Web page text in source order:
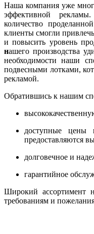
Наша компания уже
эффективной
количество
клиенты смогли
и повысить уровень
нашего производства
необходимости наши
подвесными лотками,
рекламой.
Обратившись к нашим
доступные цены
предоставляются
долговечное и
гарантийное
Широкий ассортимент
требованиям и